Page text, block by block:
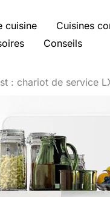
cuisine Cuisines
Conseils
: chariot de service